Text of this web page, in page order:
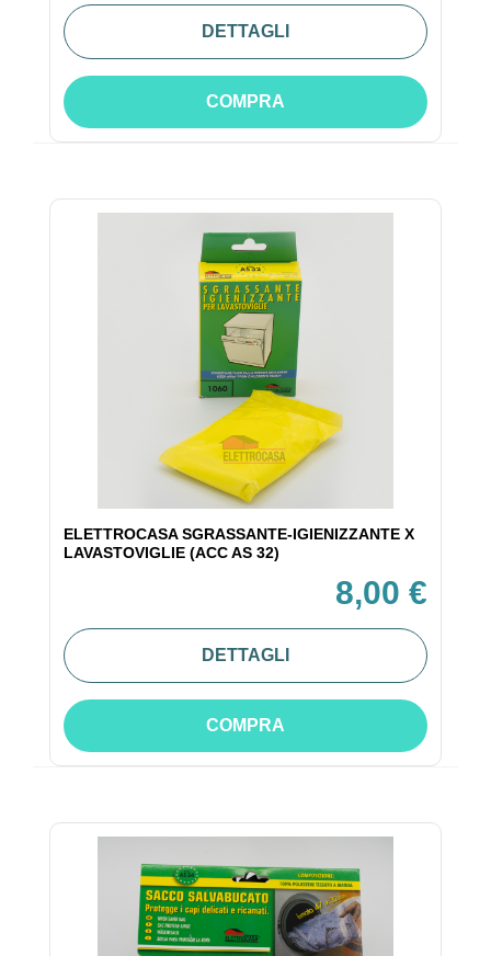
DETTAGLI
COMPRA
ELETTROCASA SGRASSANTE-IGIENIZZANTE X
LAVASTOVIGLIE (ACC AS 32)
8,00 €
DETTAGLI
COMPRA